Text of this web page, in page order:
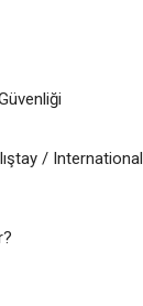
/ International